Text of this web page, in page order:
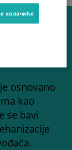
osnovano
kao
se bavi
колачиће